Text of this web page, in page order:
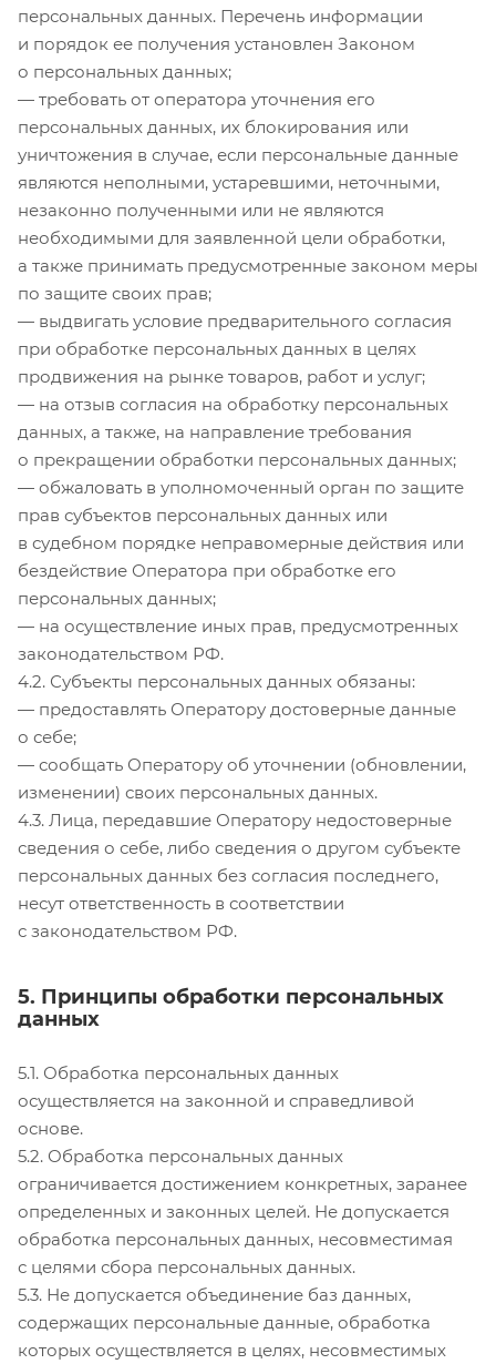
персональных данных. Перечень информации
и порядок ее получения установлен Законом
о персональных данных;
— требовать от оператора уточнения его
персональных данных, их блокирования или
уничтожения в случае, если персональные данные
являются неполными, устаревшими, неточными,
незаконно полученными или не являются
необходимыми для заявленной цели обработки,
а также принимать предусмотренные законом меры
по защите своих прав;
— выдвигать условие предварительного согласия
при обработке персональных данных в целях
продвижения на рынке товаров, работ и услуг;
— на отзыв согласия на обработку персональных
данных, а также, на направление требования
о прекращении обработки персональных данных;
— обжаловать в уполномоченный орган по защите
прав субъектов персональных данных или
в судебном порядке неправомерные действия или
бездействие Оператора при обработке его
персональных данных;
— на осуществление иных прав, предусмотренных
законодательством РФ.
4.2. Субъекты персональных данных обязаны:
— предоставлять Оператору достоверные данные
о себе;
— сообщать Оператору об уточнении (обновлении,
изменении) своих персональных данных.
4.3. Лица, передавшие Оператору недостоверные
сведения о себе, либо сведения о другом субъекте
персональных данных без согласия последнего,
несут ответственность в соответствии
с законодательством РФ.
5. Принципы обработки персональных
данных
5.1. Обработка персональных данных
осуществляется на законной и справедливой
основе.
5.2. Обработка персональных данных
ограничивается достижением конкретных, заранее
определенных и законных целей. Не допускается
обработка персональных данных, несовместимая
с целями сбора персональных данных.
5.3. Не допускается объединение баз данных,
содержащих персональные данные, обработка
которых осуществляется в целях, несовместимых